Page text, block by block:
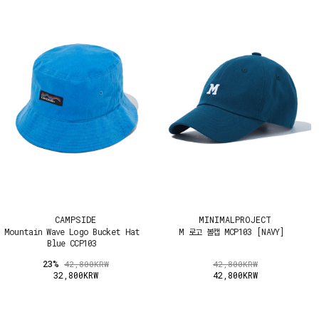
CAMPSIDE
Mountain Wave Logo Bucket Hat
Blue CCP103
23% 42,800KRW
32,800KRW
MINIMALPROJECT
M 로고 볼캡 MCP103 [NAVY]
42,800KRW
42,800KRW